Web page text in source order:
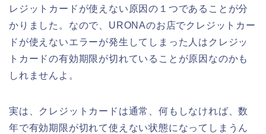
レジットカードが使えない原因の１つであることが分
かりました。なので、URONAのお店でクレジットカー
ドが使えないエラーが発生してしまった人はクレジッ
トカードの有効期限が切れていることが原因なのかも
しれませんよ。
実は、クレジットカードは通常、何もしなければ、数
年で有効期限が切れて使えない状態になってしまうん